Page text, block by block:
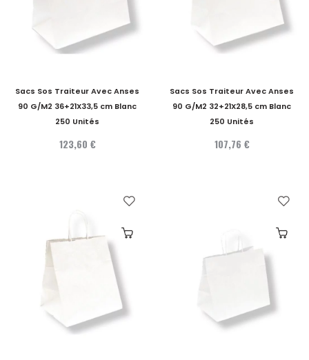
Sacs Sos Traiteur Avec Anses
90 G/M2 36+21X33,5 cm Blanc
250 Unités
123,60 €
Sacs Sos Traiteur Avec Anses
90 G/M2 32+21X28,5 cm Blanc
250 Unités
107,76 €